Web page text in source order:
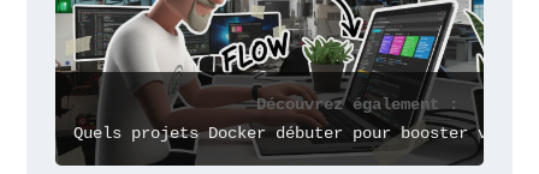
Découvrez également :
Quels projets Docker débuter pour booster vos